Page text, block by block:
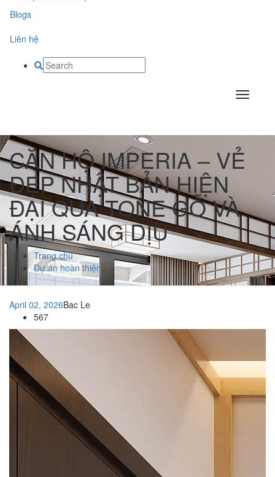
Blogs
Liên hệ
CĂN HỘ IMPERIA – VẺ
ĐẸP NHẬT BẢN HIỆN
ĐẠI QUA TONE GỖ VÀ
ÁNH SÁNG DỊU
Trang chủ
Dự án hoàn thiện
April 02, 2026Bac Le
567